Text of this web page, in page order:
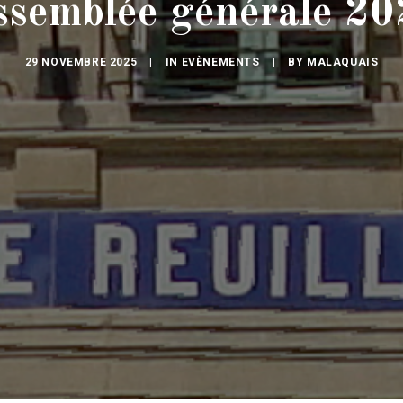
générale
29 NOVEMBRE 2025 IN EVÈNEMENTS BY MALAQUAIS